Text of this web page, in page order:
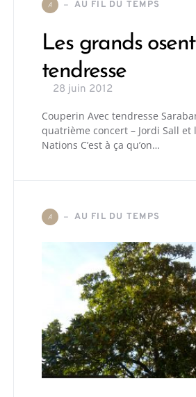
A AU FIL DU TEMPS
Les grands
tendresse
28 juin 2012
Couperin Avec tendresse
quatrième concert – Jordi Sall et
Nations C’est à ça qu’on…
A AU FIL DU TEMPS